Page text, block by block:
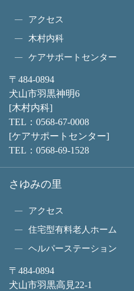
アクセス
木村内科
ケアサポートセンター
〒484-0894
犬山市羽黒神明6
[木村内科]
TEL： 0568-67-0008
[ケアサポートセンター]
TEL： 0568-69-1528
さゆみの里
アクセス
住宅型有料老人ホーム
ヘルパーステーション
〒484-0894
犬山市羽黒高見22-1